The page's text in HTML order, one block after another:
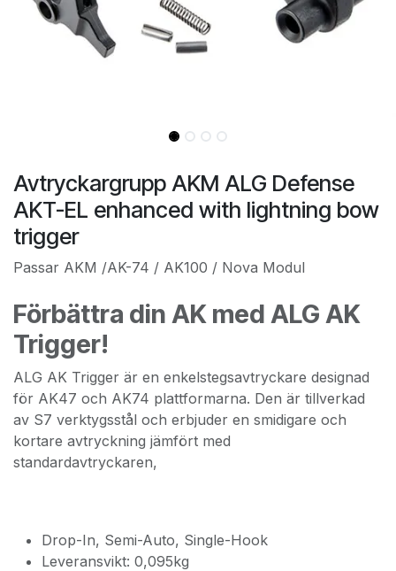
Avtryckargrupp AKM ALG Defense
AKT-EL enhanced with lightning bow
trigger
Passar AKM /AK-74 / AK100 / Nova Modul
Förbättra din AK med ALG AK
Trigger!
ALG AK Trigger är en enkelstegsavtryckare designad
för AK47 och AK74 plattformarna. Den är tillverkad
av S7 verktygsstål och erbjuder en smidigare och
kortare avtryckning jämfört med
standardavtryckaren,
Drop-In, Semi-Auto, Single-Hook
Leveransvikt: 0,095kg